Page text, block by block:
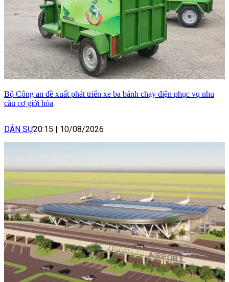
Bộ Công an đề xuất phát triển xe ba bánh chạy điện phục vụ nhu
cầu cơ giới hóa
DÂN SỰ20:15 | 10/08/2026